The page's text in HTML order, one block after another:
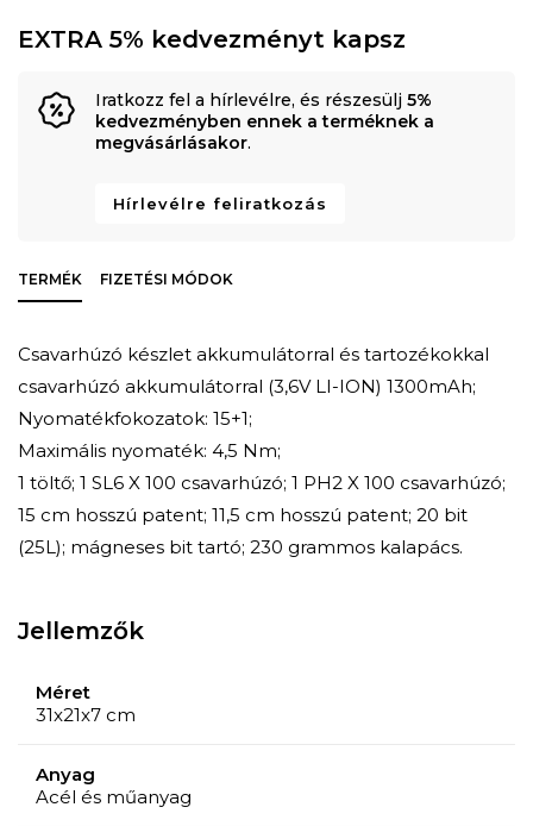
EXTRA 5% kedvezményt kapsz
Iratkozz fel a hírlevélre, és részesülj 5%
kedvezményben ennek a terméknek a
megvásárlásakor.
Hírlevélre feliratkozás
TERMÉK FIZETÉSI MÓDOK
Csavarhúzó készlet akkumulátorral és tartozékokkal
csavarhúzó akkumulátorral (3,6V LI-ION) 1300mAh;
Nyomatékfokozatok: 15+1;
Maximális nyomaték: 4,5 Nm;
1 töltő; 1 SL6 X 100 csavarhúzó; 1 PH2 X 100 csavarhúzó;
15 cm hosszú patent; 11,5 cm hosszú patent; 20 bit
(25L); mágneses bit tartó; 230 grammos kalapács.
Jellemzők
Méret
31x21x7 cm
Anyag
Acél és műanyag